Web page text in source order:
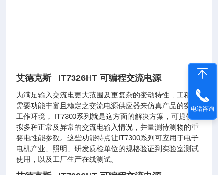
艾德克斯 IT7326HT 可编程交流电源
为满足输入交流电更大范围及更复杂的变动特性，工程师
需要功能丰富且稳定之交流电源供应器来仿真产品的实际
工作环境， IT7300系列就是这方面的解决方案，可提供模
拟多种正常及异常的交流电输入情况，并量测待测物的重
要电性能参数。这些功能特点让IT7300系列可应用于电子
电机产业、照明、研发质检单位的规格验证到实验室测试
使用，以及工厂生产在线测试。
电话咨询